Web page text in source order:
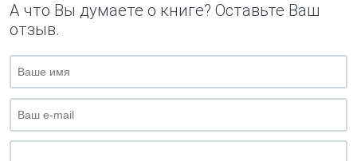
А что Вы думаете о книге? Оставьте Ваш
отзыв.